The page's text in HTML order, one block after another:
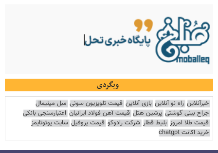
وبگردی
خبرآنلاین راه نو آنلاین بازی آنلاین قیمت تلویزیون سونی مبل مینیمال
جراح بینی گوشتی پرشین هتل قیمت آهن فولاد ایرانیان اعتبارسنجی بانکی
قیمت طلا امروز بلیط قطار شرکت رادوکو قیمت پروفیل سایت یوتوتایمز
خرید اکانت chatgpt